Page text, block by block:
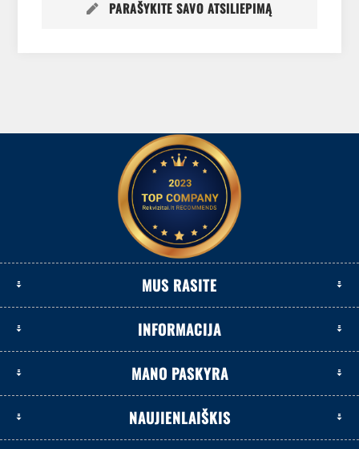
PARAŠYKITE SAVO ATSILIEPIMĄ
MUS RASITE
INFORMACIJA
MANO PASKYRA
NAUJIENLAIŠKIS